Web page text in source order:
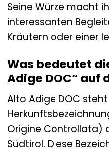
Seine Würze macht
interessanten
Kräutern oder einer
Was bedeutet
Adige DOC“ auf
Alto Adige DOC
Origine Controllata)
Südtirol. Diese